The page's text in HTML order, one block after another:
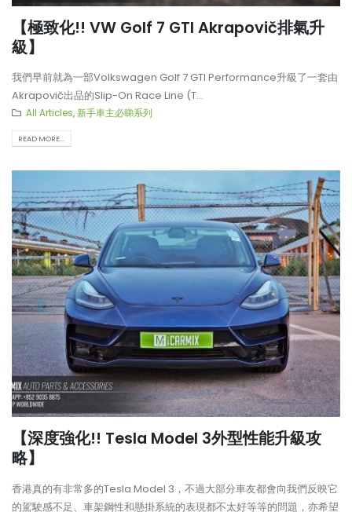
【極致化!! VW Golf 7 GTI Akrapovič排氣升
級】
我們早前就為一部Volkswagen Golf 7 GTI Performance升級了一套由
Akrapovič出品的Slip-On Race Line (T...
All Articles,新手車主必睇系列
READ MORE...
【深度強化!! Tesla Model 3外型性能升級攻
略】
香港真的有非常多的Tesla Model 3，不過大部分車友都會向我們反映它
的駕駛感不足、車架鋼性和懸掛系統的表現都不太好等等的問題，亦希望